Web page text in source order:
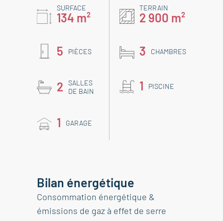
SURFACE
134 m²
TERRAIN
2 900 m²
5 PIÈCES 3 CHAMBRES
2
SALLES
DE BAIN
1 PISCINE
1 GARAGE
Bilan énergétique
Consommation énergétique &
émissions de gaz à effet de serre